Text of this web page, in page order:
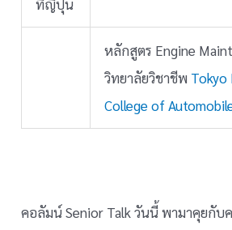
ที่ญี่ปุ่น
หลักสูตร Engine
วิทยาลัยวิชาชีพ Tokyo
College of
คอลัมน์ Senior Talk วันนี้ พามาคุยกั